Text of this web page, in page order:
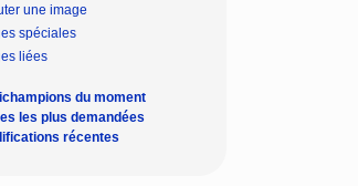
une image
spéciales
liées
du moment
les plus demandées
récentes